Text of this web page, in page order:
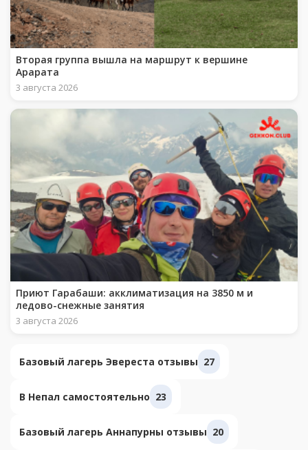
Вторая группа вышла на маршрут к вершине
Арарата
3 августа 2026
Приют Гарабаши: акклиматизация на 3850 м и
ледово-снежные занятия
3 августа 2026
Базовый лагерь Эвереста отзывы 27
В Непал самостоятельно 23
Базовый лагерь Аннапурны отзывы 20